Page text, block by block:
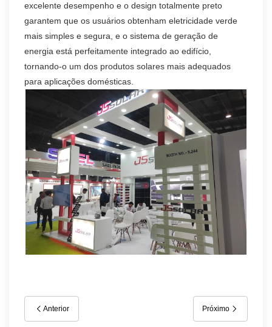
excelente desempenho e o design totalmente preto
garantem que os usuários obtenham eletricidade verde
mais simples e segura, e o sistema de geração de
energia está perfeitamente integrado ao edifício,
tornando-o um dos produtos solares mais adequados
para aplicações domésticas.
Anterior Próximo